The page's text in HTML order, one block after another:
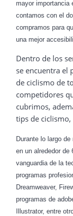
mayor importancia
contamos con el
compramos para
una mejor
Dentro de los
se encuentra el
de ciclismo de
competidores
cubrimos,
tips de
Durante lo largo
en un alrededor
vanguardia de la
programas
Dreamweaver,
programas de
Illustrator, entre